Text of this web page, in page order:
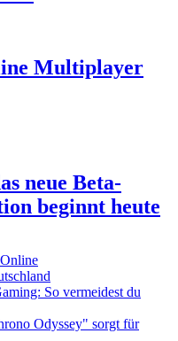
Multiplayer
neue Beta-
beginnt heute
So vermeidest du
Odyssey" sorgt für